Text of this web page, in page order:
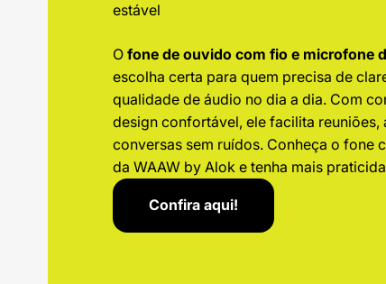
estável
O fone de ouvido com fio e microfone
escolha certa para quem precisa de
qualidade de áudio no dia a dia. Com
design confortável, ele facilita reuniões,
conversas sem ruídos. Conheça o fone
da WAAW by Alok e tenha mais
Confira aqui!